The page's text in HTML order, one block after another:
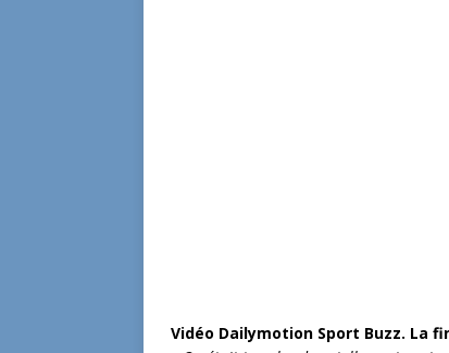
Vidéo Dailymotion Sport Buzz. La